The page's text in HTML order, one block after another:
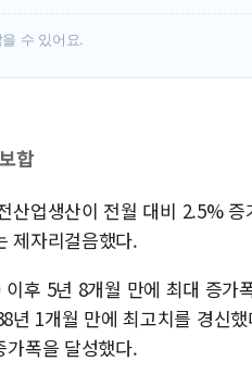
李 "해남
수 있어요.
합
업생산이 전월 대비 2.5%
제자리걸음했다.
후 5년 8개월 만에 최대 증가
1개월 만에 최고치를 경신
폭을 달성했다.